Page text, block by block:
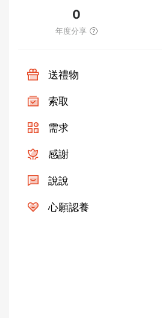
0
年度分享
送禮物
索取
需求
感謝
說說
心願認養